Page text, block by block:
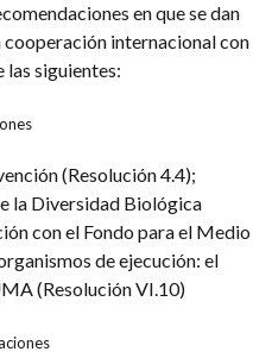
en que se dan
internacional con
las siguientes:
(Resolución 4.4);
la Diversidad Biológica
con el Fondo para el Medio
de ejecución: el
(Resolución VI.10)